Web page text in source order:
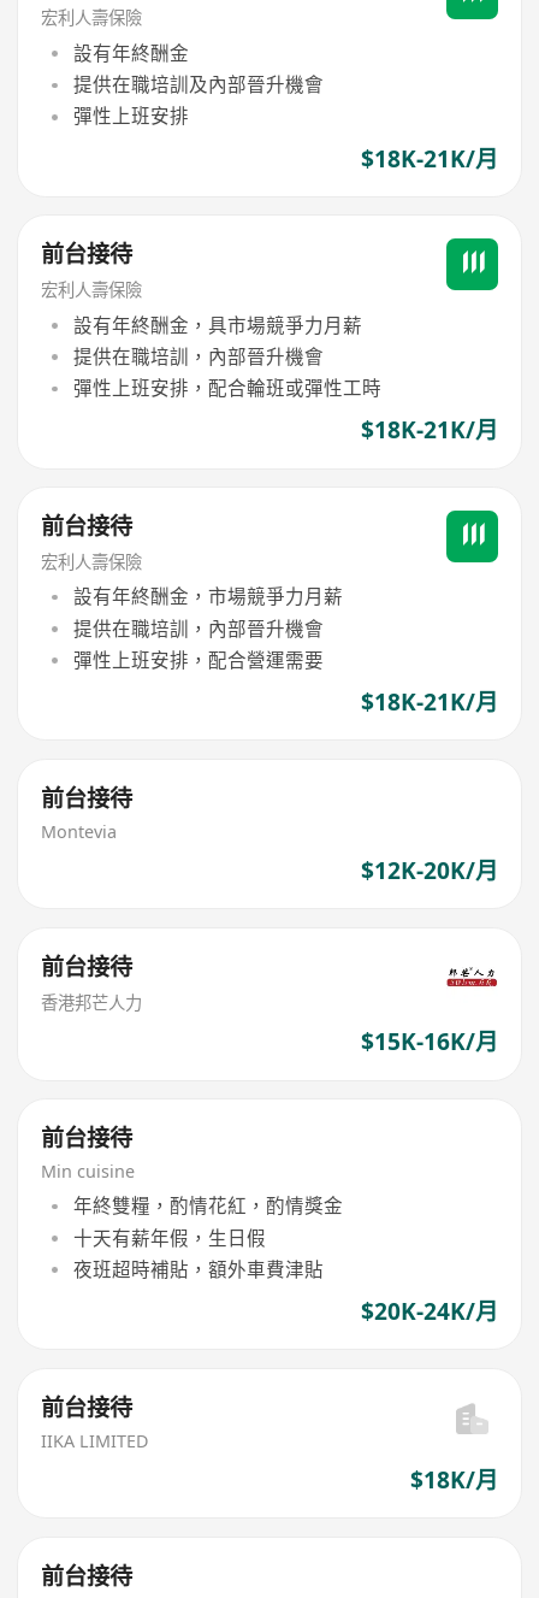
宏利人壽保險
設有年終酬金
提供在職培訓及內部晉升機會
彈性上班安排
$18K-21K/月
前台接待
宏利人壽保險
設有年終酬金，具市場競爭力月薪
提供在職培訓，內部晉升機會
彈性上班安排，配合輪班或彈性工時
$18K-21K/月
前台接待
宏利人壽保險
設有年終酬金，市場競爭力月薪
提供在職培訓，內部晉升機會
彈性上班安排，配合營運需要
$18K-21K/月
前台接待
Montevia
$12K-20K/月
前台接待
香港邦芒人力
$15K-16K/月
前台接待
Min cuisine
年終雙糧，酌情花紅，酌情獎金
十天有薪年假，生日假
夜班超時補貼，額外車費津貼
$20K-24K/月
前台接待
IIKA LIMITED
$18K/月
前台接待